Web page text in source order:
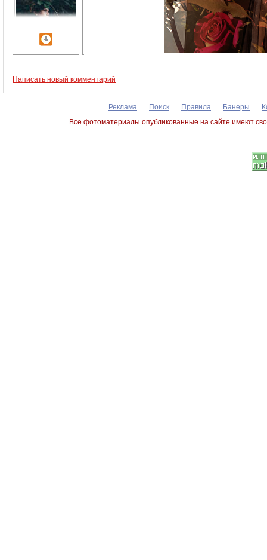
Написать новый комментарий
Реклама Поиск Правила Банеры
Все фотоматериалы опубликованные на сайте имеют